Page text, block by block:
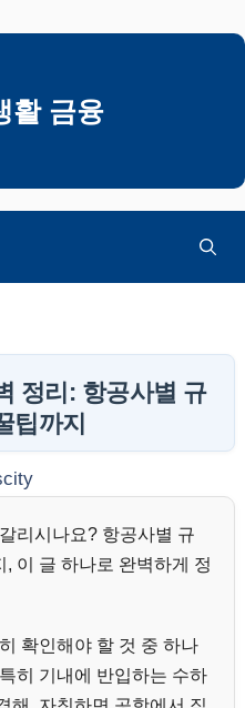
활 금융
정리: 항공사별 규
팁까지
리시나요? 항공사별 규
이 글 하나로 완벽하게 정
확인해야 할 것 중 하나
히 기내에 반입하는 수하